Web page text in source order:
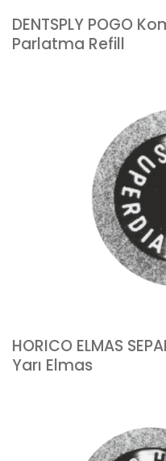
DENTSPLY POGO
Parlatma Refill
HORICO ELMAS
Yarı Elmas